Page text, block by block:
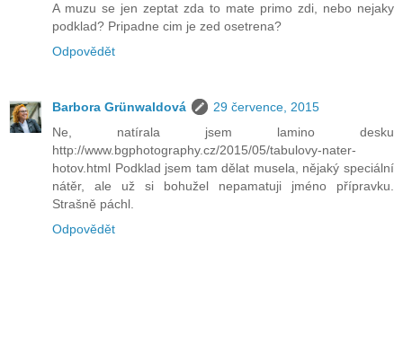
A muzu se jen zeptat zda to mate primo zdi, nebo nejaky
podklad? Pripadne cim je zed osetrena?
Odpovědět
Barbora Grünwaldová
29 července, 2015
Ne, natírala jsem lamino desku
http://www.bgphotography.cz/2015/05/tabulovy-nater-
hotov.html Podklad jsem tam dělat musela, nějaký speciální
nátěr, ale už si bohužel nepamatuji jméno přípravku.
Strašně páchl.
Odpovědět